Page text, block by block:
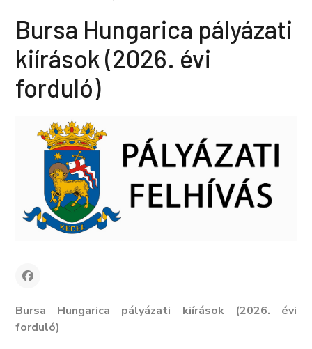
Bursa Hungarica pályázati
kiírások (2026. évi
forduló)
Bursa Hungarica pályázati kiírások (2026. évi
forduló)